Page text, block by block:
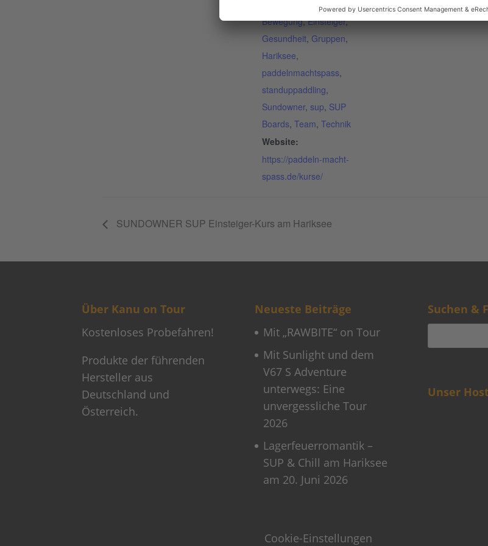
Bewegung,Einsteiger,
Gesundheit, Gruppen,
Hariksee,
paddelnmachtspass,
standuppaddling,
Sundowner, sup, SUP
Boards, Team, Technik
Website:
https://paddeln-macht-
spass.de/kurse/
SUNDOWNER SUP Einsteiger-Kurs am Hariksee
Über Kanu on Tour
Kostenloses Probefahren!
Produkte der führenden
Hersteller aus
Deutschland und
Österreich.
Neueste Beiträge
Mit „RAWBITE“ on Tour
Mit Sunlight und dem
V67 S Adventure
unterwegs: Eine
unvergessliche Tour
2026
Lagerfeuerromantik –
SUP & Chill am Hariksee
am 20. Juni 2026
Cookie-Einstellungen
Suchen &
Unser